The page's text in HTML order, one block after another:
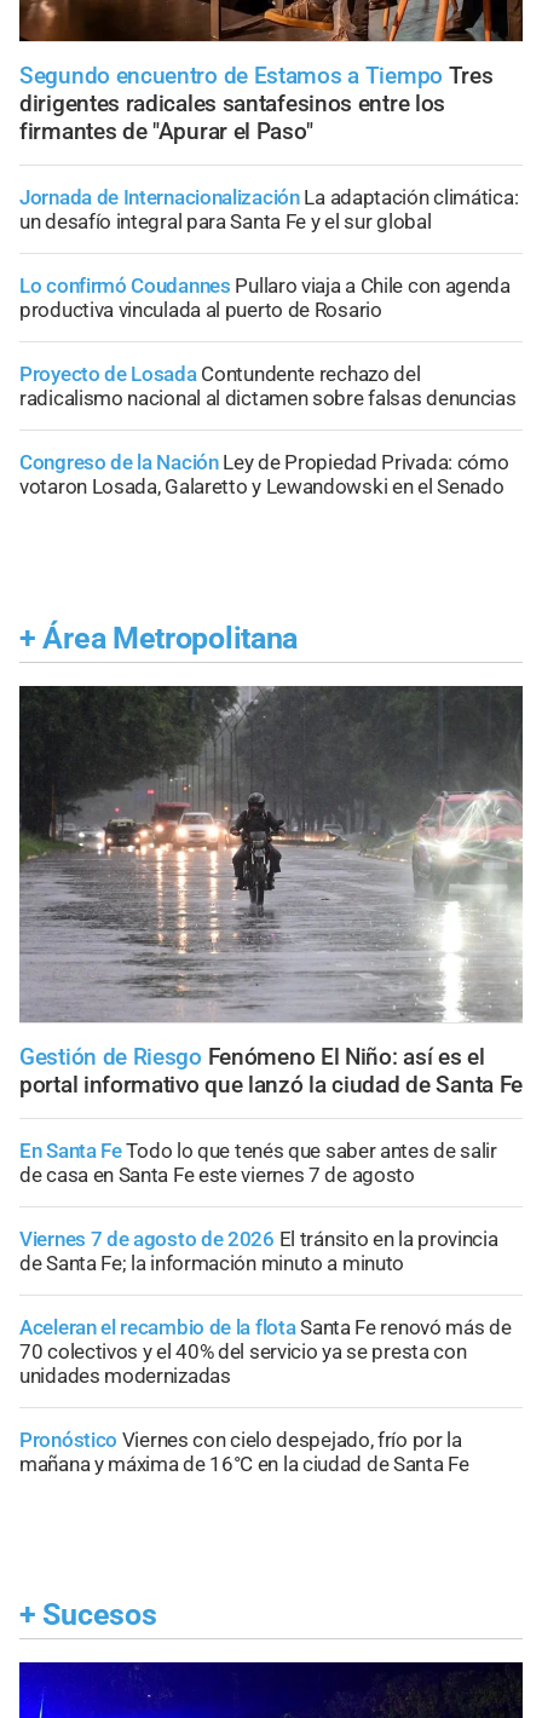
Segundo encuentro de Estamos a Tiempo Tres
dirigentes radicales santafesinos entre los
firmantes de "Apurar el Paso"
Jornada de Internacionalización La adaptación climática:
un desafío integral para Santa Fe y el sur global
Lo confirmó Coudannes Pullaro viaja a Chile con agenda
productiva vinculada al puerto de Rosario
Proyecto de Losada Contundente rechazo del
radicalismo nacional al dictamen sobre falsas denuncias
Congreso de la Nación Ley de Propiedad Privada: cómo
votaron Losada, Galaretto y Lewandowski en el Senado
+ Área Metropolitana
Gestión de Riesgo Fenómeno El Niño: así es el
portal informativo que lanzó la ciudad de Santa Fe
En Santa FeTodo lo que tenés que saber antes de salir
de casa en Santa Fe este viernes 7 de agosto
Viernes 7 de agosto de 2026 El tránsito en la provincia
de Santa Fe; la información minuto a minuto
Aceleran el recambio de la flotaSanta Fe renovó más de
70 colectivos y el 40% del servicio ya se presta con
unidades modernizadas
Pronóstico Viernes con cielo despejado, frío por la
mañana y máxima de 16°C en la ciudad de Santa Fe
+ Sucesos